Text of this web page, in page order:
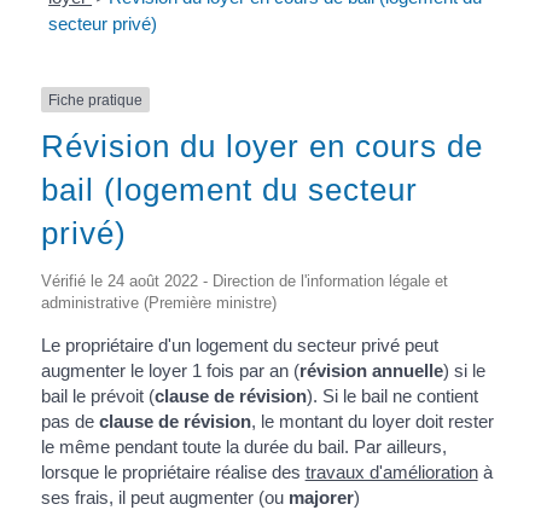
secteur privé)
Fiche pratique
Révision du loyer en cours de
bail (logement du secteur
privé)
Vérifié le 24 août 2022 - Direction de l'information légale et
administrative (Première ministre)
Le propriétaire d'un logement du secteur privé peut
augmenter le loyer 1 fois par an (révision annuelle) si le
bail le prévoit (clause de révision). Si le bail ne contient
pas de clause de révision, le montant du loyer doit rester
le même pendant toute la durée du bail. Par ailleurs,
lorsque le propriétaire réalise des travaux d'améliorationà
ses frais, il peut augmenter (ou majorer)